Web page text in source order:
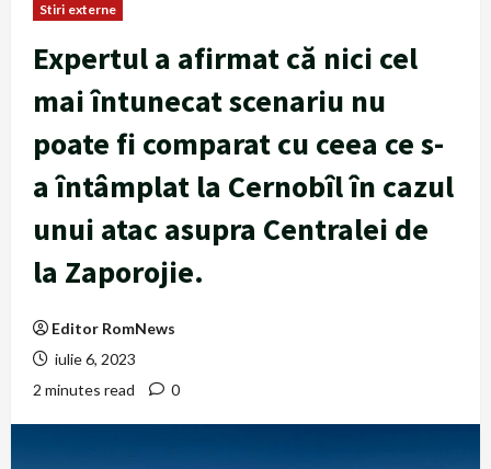
Stiri externe
Expertul a afirmat că nici cel
mai întunecat scenariu nu
poate fi comparat cu ceea ce s-
a întâmplat la Cernobîl în cazul
unui atac asupra Centralei de
la Zaporojie.
Editor RomNews
iulie 6, 2023
2 minutes read
0